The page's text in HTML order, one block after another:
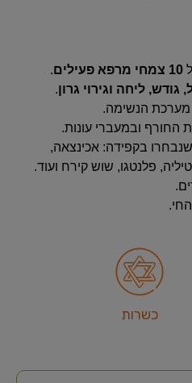
10 צמחי מרפא פעילים
.
גודש, ליחה וגירוי גרון.
מערכת הנשימה.
ובמעברי עונות.
שנבחרו בקפידה: אכינצאה,
פלנטגו, שוש קירח ועוד.
כשרות